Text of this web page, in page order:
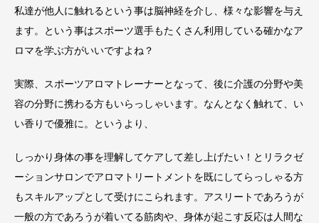
私達が他人に触れるという事は脳神経を介し、様々な影響を与え
ます。という事はスポーツ選手もたくさん利用している確かなア
ロマを学ぶ方がいいですよね？
実際、スポーツアロマトレーナーとなって、後に介護の分野や美
容の分野に携わる方もいらっしゃいます。なんとなく触れて、い
い香りで優雅に。というより、
しっかり身体の事を理解してケアして差し上げたい！とリラクゼ
ーションサロンでアロマトリートメントを既にしてらっしゃる方
もスキルアップとして受けにこられます。アスリートであろうが
一般の方であろうが着いてる筋肉や、身体が起こす反応は人間な